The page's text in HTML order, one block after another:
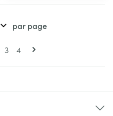
Pagesactuellement la page
Page
3 Page
4
par page